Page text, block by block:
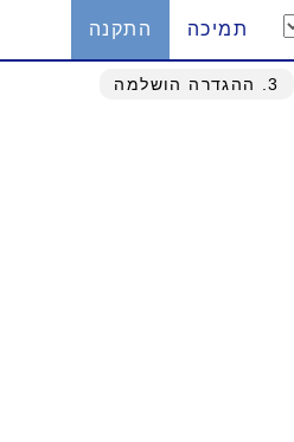
התקנה תמיכה
3. ההגדרה הושלמה